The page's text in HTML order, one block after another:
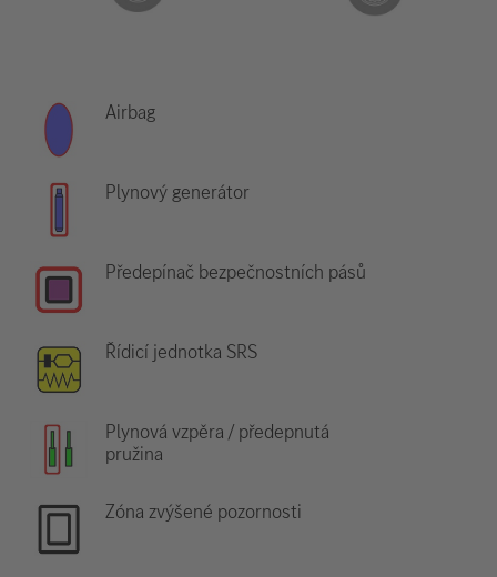
Airbag
Plynový generátor
Předepínač bezpečnostních pásů
Řídicí jednotka SRS
Plynová vzpěra / předepnutá
pružina
Zóna zvýšené pozornosti